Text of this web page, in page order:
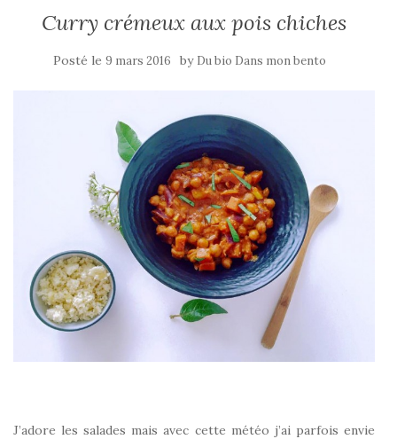
Curry crémeux aux pois chiches
Posté le 9 mars 2016 by Du bio Dans mon bento
J’adore les salades mais avec cette météo j’ai parfois envie